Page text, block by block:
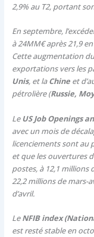
2,9% au T2, portant
En septembre,
à 24MM€ après 21,9
Cette augmentation
exportations vers les
Unis, et laChine et
pétrolière (Russie,
LeUS Job Openings
avec un mois de
licenciements sont au
et que les ouvertures
postes, à 12,1 millions
22,2 millions de mars-
d’avril.
LeNFIB index
est resté stable en